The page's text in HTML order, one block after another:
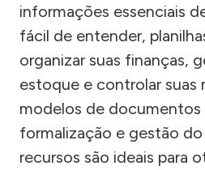
informações essenciais
fácil de entender,
organizar suas finanças,
estoque e controlar suas
modelos de documentos
formalização e gestão
recursos são ideais para